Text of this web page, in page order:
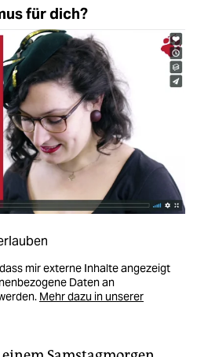
für dich?
mir externe Inhalte angezeigt
Daten an
Mehr dazu in unserer